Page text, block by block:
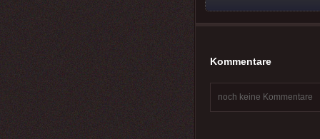
Kommentare
noch keine Kommentare